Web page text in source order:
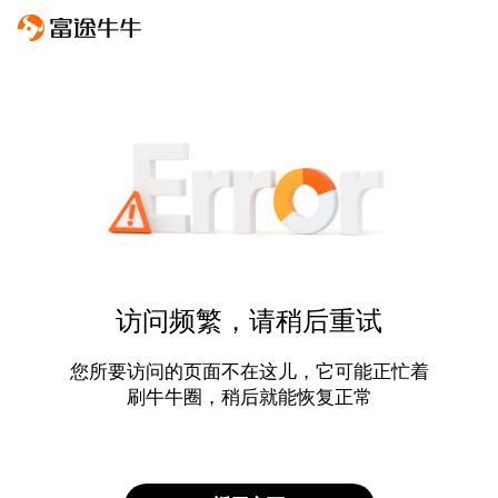
访问频繁，请稍后重试
您所要访问的页面不在这儿，它可能正忙着
刷牛牛圈，稍后就能恢复正常